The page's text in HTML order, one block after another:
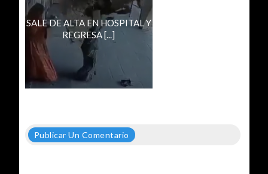
SALE DE ALTA EN HOSPITAL Y
REGRESA [...]
Publicar Un Comentario